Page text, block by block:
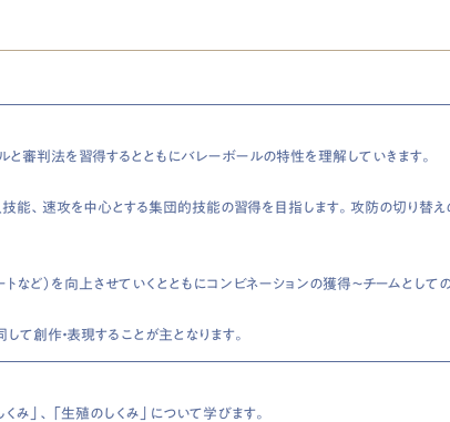
と審判法を習得するとともにバレーボールの特性を理解していきます。
技能、速攻を中心とする集団的技能の習得を目指します。攻防の切り替え
トなど）を向上させていくとともにコンビネーションの獲得～チームとして
て創作・表現することが主となります。
くみ」、「生殖のしくみ」について学びます。